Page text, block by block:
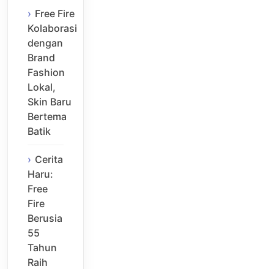
Free Fire
Kolaborasi
dengan
Brand
Fashion
Lokal,
Skin Baru
Bertema
Batik
Cerita
Haru:
Free
Fire
Berusia
55
Tahun
Raih